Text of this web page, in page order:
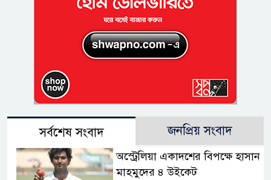
সর্বশেষ সংবাদ জনপ্রিয় সংবাদ
অস্ট্রেলিয়া একাদশের বিপক্ষে হাসান
মাহমুদের ৪ উইকেট